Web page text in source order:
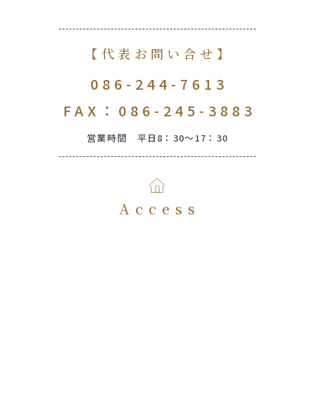
【代表お問い合せ】
086-244-7613
FAX：086-245-3883
営業時間 平日8：30～17：30
Access